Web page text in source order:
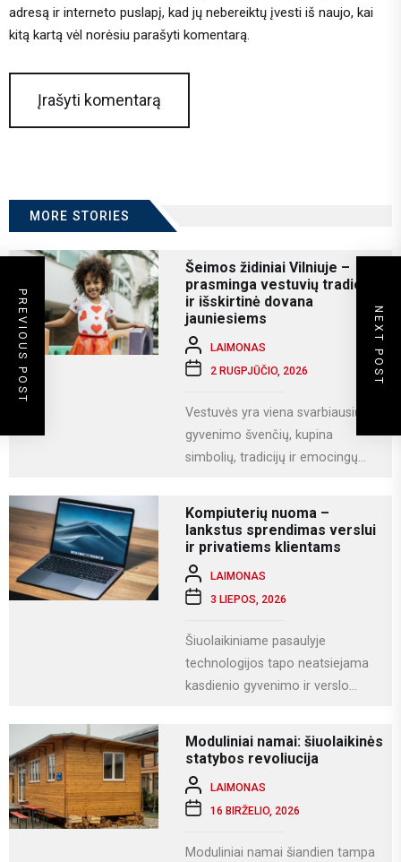
adresą ir interneto puslapį, kad jų nebereiktų įvesti iš naujo, kai
kitą kartą vėl norėsiu parašyti komentarą.
PREVIOUS POST NEXT POST
MORE STORIES
Šeimos židiniai Vilniuje –
prasminga vestuvių tradicija
ir išskirtinė dovana
jauniesiems
LAIMONAS
2 RUGPJŪČIO, 2026
Vestuvės yra viena svarbiausių
gyvenimo švenčių, kupina
simbolių, tradicijų ir emocingų
vestuvių...
Kompiuterių nuoma –
lankstus sprendimas verslui
ir privatiems klientams
LAIMONAS
3 LIEPOS, 2026
Šiuolaikiniame pasaulyje
technologijos tapo neatsiejama
kasdienio gyvenimo ir verslo
komunikacijai ir įvairioms
specializuotoms užduotims...
Moduliniai namai: šiuolaikinės
statybos revoliucija
LAIMONAS
16 BIRŽELIO, 2026
Moduliniai namai šiandien tampa